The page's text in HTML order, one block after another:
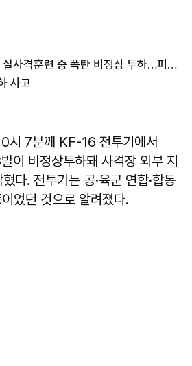
공군 "KF-16 전투기 실사격훈련 중 폭탄 비정상 투하…피해에 송구"
사고
시 7분께 KF-16 전투기에서
이 비정상투하돼 사격장 외부 지
다. 전투기는 공·육군 연합·합동
었던 것으로 알려졌다.